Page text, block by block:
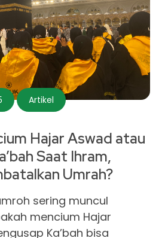
Artikel
Hajar Aswad atau
Saat Ihram,
Umrah?
sering muncul
mencium Hajar
Ka’bah bisa